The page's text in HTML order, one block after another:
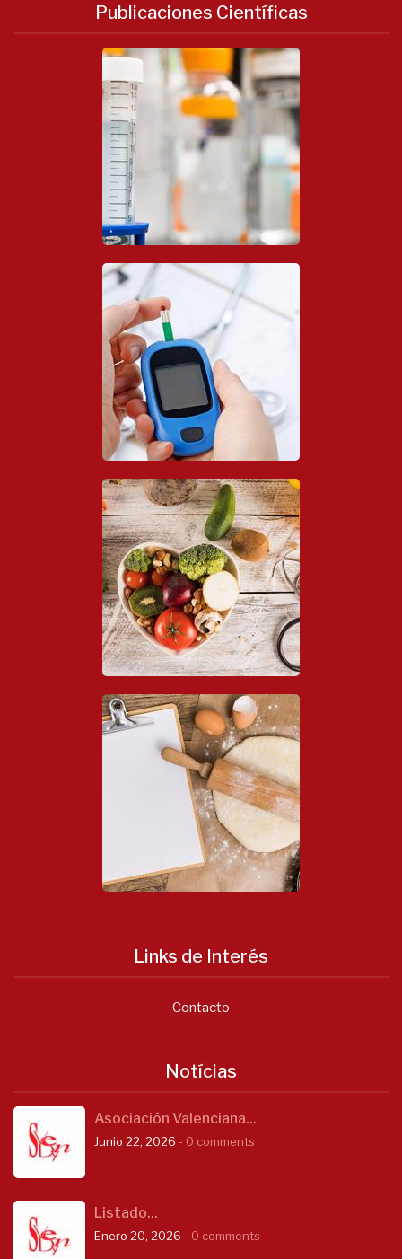
Publicaciones Científicas
Links de Interés
Contacto
Notícias
Asociación Valenciana...
Junio 22, 2026 - 0 comments
Listado...
Enero 20, 2026 - 0 comments